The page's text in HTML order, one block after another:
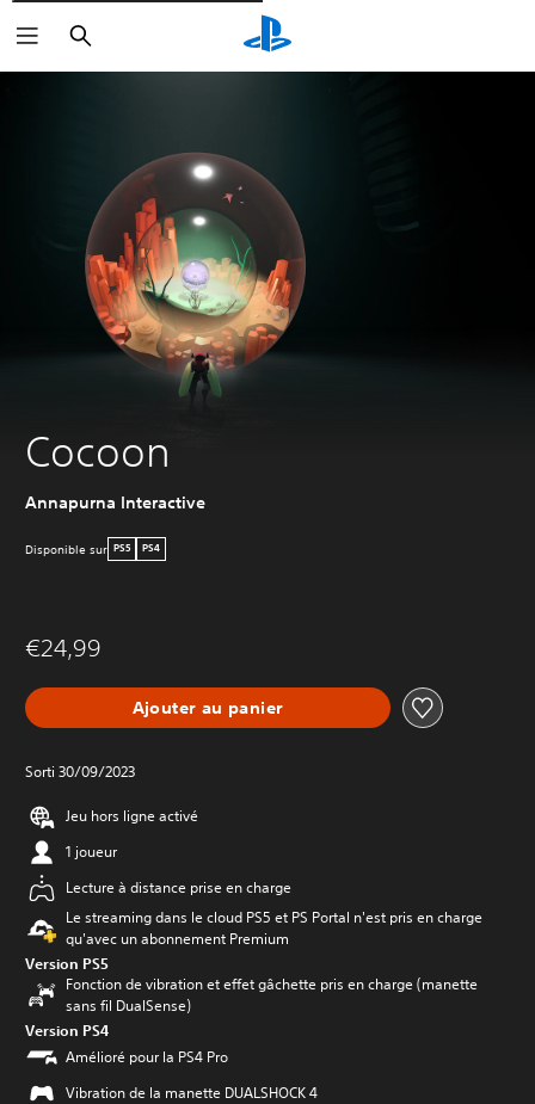
Rechercher
Cocoon
Annapurna Interactive
Disponible sur PS5 PS4
€24,99
Ajouter au panier
Sorti 30/09/2023
Jeu hors ligne activé
1 joueur
Lecture à distance prise en charge
Le streaming dans le cloud PS5 et PS Portal n'est pris en charge
qu'avec un abonnement Premium
Version PS5
Fonction de vibration et effet gâchette pris en charge (manette
sans fil DualSense)
Version PS4
Amélioré pour la PS4 Pro
Vibration de la manette DUALSHOCK 4